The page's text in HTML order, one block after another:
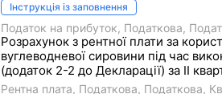
Інструкція із заповнення
Податок на прибуток Податкова
Розрахунок з рентної плати за
вуглеводневої сировини під час
(додаток 2-2 до Декларації) за II
Рентна плата Податкова Податкова